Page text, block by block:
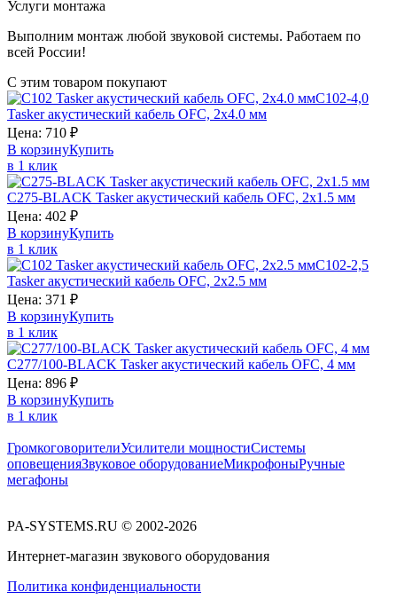
Услуги монтажа
Выполним монтаж любой звуковой системы. Работаем по
всей России!
С этим товаром покупают
C102-4,0
Taskerакустический кабель OFC, 2х4.0 мм
Цена: 710 ₽
В корзинуКупить
в 1 клик
C275-BLACK Taskerакустический кабель OFC, 2х1.5 мм
Цена: 402 ₽
В корзинуКупить
в 1 клик
C102-2,5
Taskerакустический кабель OFC, 2х2.5 мм
Цена: 371 ₽
В корзинуКупить
в 1 клик
C277/100-BLACK Taskerакустический кабель OFC, 4 мм
Цена: 896 ₽
В корзинуКупить
в 1 клик
ГромкоговорителиУсилители мощностиСистемы
оповещенияЗвуковое оборудованиеМикрофоныРучные
мегафоны
PA-SYSTEMS.RU © 2002-2026
Интернет-магазин звукового оборудования
Политика конфиденциальности